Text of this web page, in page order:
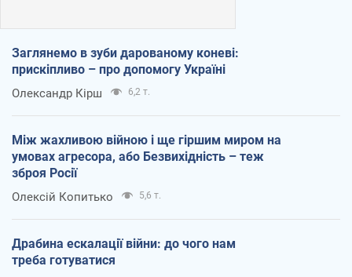
Заглянемо в зуби дарованому коневі:
прискіпливо – про допомогу Україні
Олександр Кірш 6,2 т.
Між жахливою війною і ще гіршим миром на
умовах агресора, або Безвихідність – теж
зброя Росії
Олексій Копитько 5,6 т.
Драбина ескалації війни: до чого нам
треба готуватися